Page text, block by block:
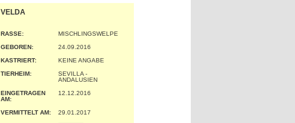
VELDA
RASSE:
MISCHLINGSWELPE
GEBOREN:
24.09.2016
KASTRIERT:
KEINE ANGABE
TIERHEIM:
SEVILLA -
ANDALUSIEN
EINGETRAGEN
AM:
12.12.2016
VERMITTELT AM: 29.01.2017